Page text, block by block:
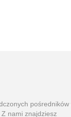
pośredników
nami znajdziesz